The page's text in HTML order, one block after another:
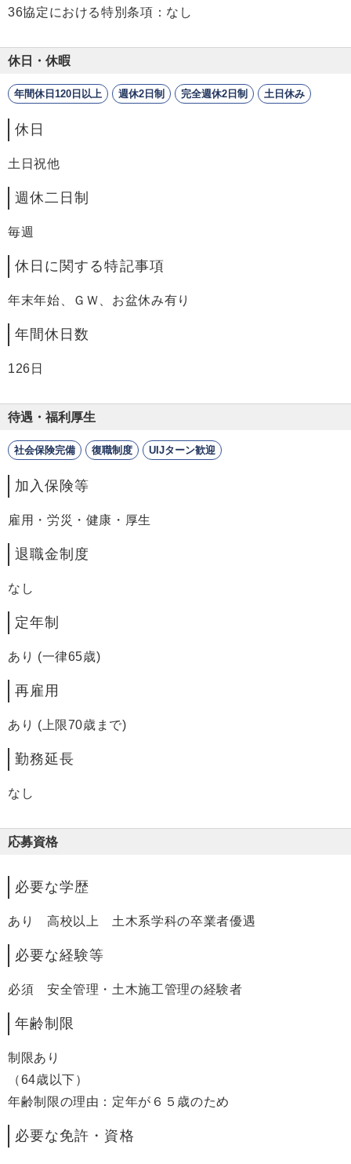
36協定における特別条項：なし
休日・休暇
年間休日120日以上 週休2日制 完全週休2日制 土日休み
休日
土日祝他
週休二日制
毎週
休日に関する特記事項
年末年始、ＧＷ、お盆休み有り
年間休日数
126日
待遇・福利厚生
社会保険完備 復職制度 UIJターン歓迎
加入保険等
雇用・労災・健康・厚生
退職金制度
なし
定年制
あり (一律65歳)
再雇用
あり (上限70歳まで)
勤務延長
なし
応募資格
必要な学歴
あり 高校以上 土木系学科の卒業者優遇
必要な経験等
必須 安全管理・土木施工管理の経験者
年齢制限
制限あり
（64歳以下）
年齢制限の理由：定年が６５歳のため
必要な免許・資格